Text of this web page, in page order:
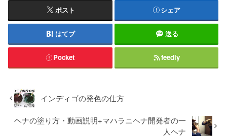
ポスト シェア
はてブ 送る
Pocket feedly
インディゴの発色の仕方
ヘナの塗り方・動画説明+マハラニヘナ開発者の一
人ヘナ